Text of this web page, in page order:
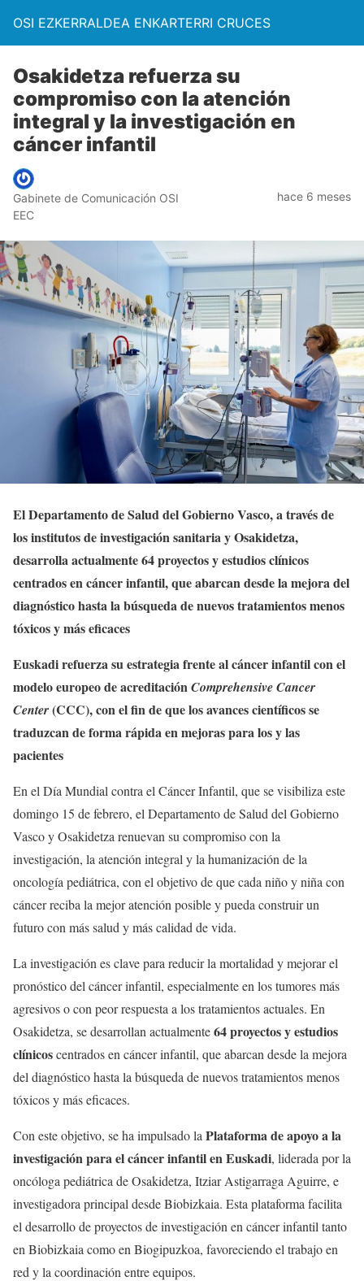
OSI EZKERRALDEA ENKARTERRI CRUCES
Osakidetza refuerza su
compromiso con la atención
integral y la investigación en
cáncer infantil
Gabinete de Comunicación OSI
EEC
hace 6 meses
El Departamento de Salud del Gobierno Vasco, a través de
los institutos de investigación sanitaria y Osakidetza,
desarrolla actualmente 64 proyectos y estudios clínicos
centrados en cáncer infantil, que abarcan desde la mejora del
diagnóstico hasta la búsqueda de nuevos tratamientos menos
tóxicos y más eficaces
Euskadi refuerza su estrategia frente al cáncer infantil con el
modelo europeo de acreditaciónComprehensive Cancer
Center(CCC), con el fin de que los avances científicos se
traduzcan de forma rápida en mejoras para los y las
pacientes
En el Día Mundial contra el Cáncer Infantil, que se visibiliza este
domingo 15 de febrero, el Departamento de Salud del Gobierno
Vasco y Osakidetza renuevan su compromiso con la
investigación, la atención integral y la humanización de la
oncología pediátrica, con el objetivo de que cada niño y niña con
cáncer reciba la mejor atención posible y pueda construir un
futuro con más salud y más calidad de vida.
La investigación es clave para reducir la mortalidad y mejorar el
pronóstico del cáncer infantil, especialmente en los tumores más
agresivos o con peor respuesta a los tratamientos actuales. En
Osakidetza, se desarrollan actualmente64 proyectos y estudios
clínicoscentrados en cáncer infantil, que abarcan desde la mejora
del diagnóstico hasta la búsqueda de nuevos tratamientos menos
tóxicos y más eficaces.
Con este objetivo, se ha impulsado la Plataforma de apoyo a la
investigación para el cáncer infantil en Euskadi, liderada por la
oncóloga pediátrica de Osakidetza, Itziar Astigarraga Aguirre, e
investigadora principal desde Biobizkaia. Esta plataforma facilita
el desarrollo de proyectos de investigación en cáncer infantil tanto
en Biobizkaia como en Biogipuzkoa, favoreciendo el trabajo en
red y la coordinación entre equipos.